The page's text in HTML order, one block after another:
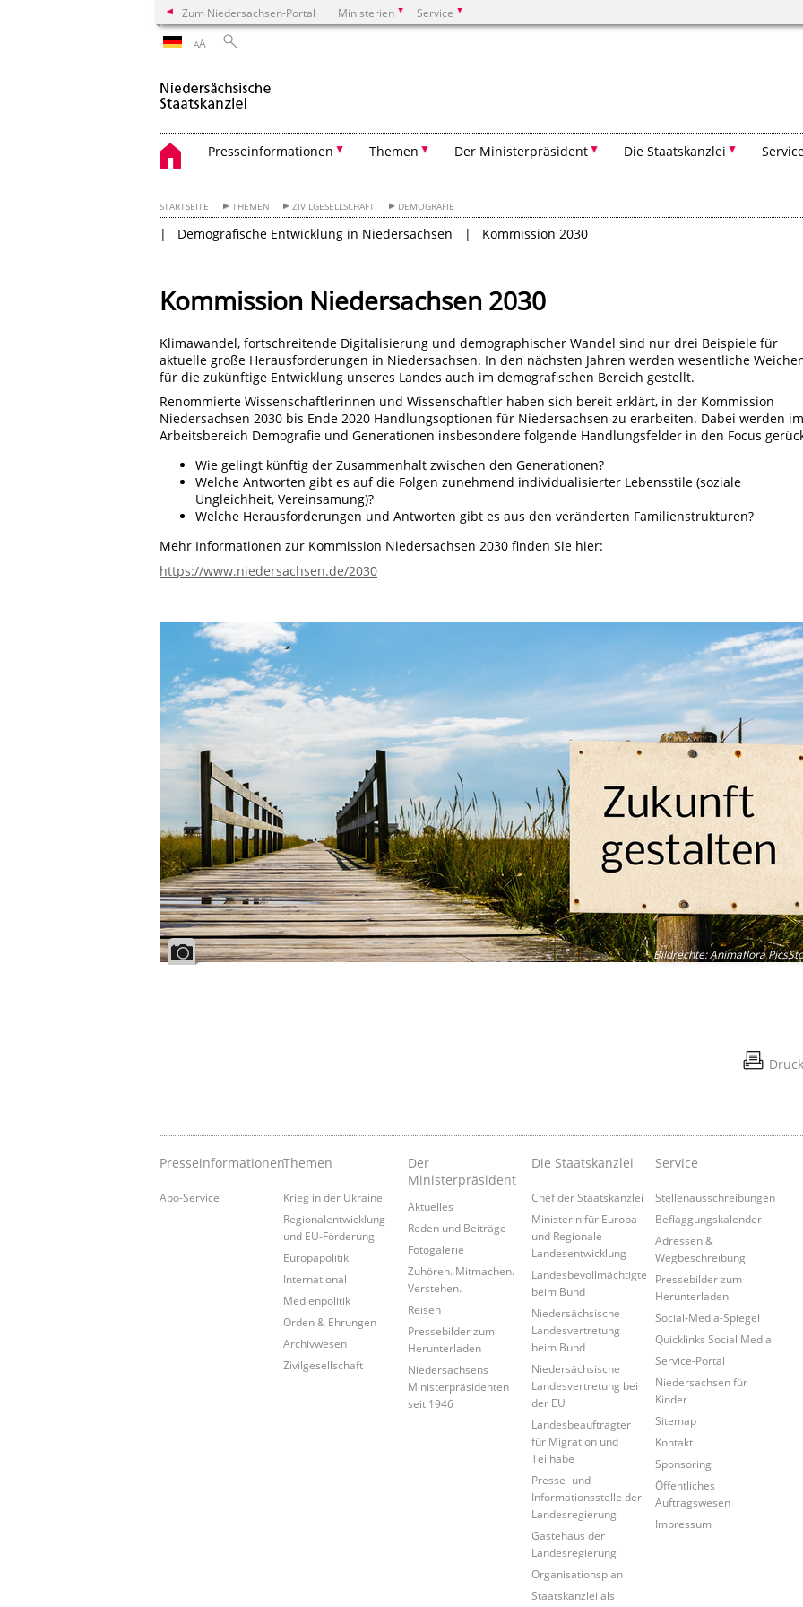
Zum Niedersachsen-Portal Ministerien Service
AA
Presseinformationen Themen Der Ministerpräsident Die Staatskanzlei
STARTSEITE THEMEN ZIVILGESELLSCHAFT DEMOGRAFIE
Demografische Entwicklung in Niedersachsen Kommission 2030
Kommission Niedersachsen 2030
Klimawandel, fortschreitende Digitalisierung und demographischer Wandel sind nur drei Beispiele für
aktuelle große Herausforderungen in Niedersachsen. In den nächsten Jahren werden wesentliche
für die zukünftige Entwicklung unseres Landes auch im demografischen Bereich gestellt.
Renommierte Wissenschaftlerinnen und Wissenschaftler haben sich bereit erklärt, in der Kommission
Niedersachsen 2030 bis Ende 2020 Handlungsoptionen für Niedersachsen zu erarbeiten. Dabei werden im
Arbeitsbereich Demografie und Generationen insbesondere folgende Handlungsfelder in den Focus
Wie gelingt künftig der Zusammenhalt zwischen den Generationen?
Welche Antworten gibt es auf die Folgen zunehmend individualisierter Lebensstile (soziale
Ungleichheit, Vereinsamung)?
Welche Herausforderungen und Antworten gibt es aus den veränderten Familienstrukturen?
Mehr Informationen zur Kommission Niedersachsen 2030 finden Sie hier:
https://www.niedersachsen.de/2030
Bildrechte:Animaflora
Presseinformationen
Abo-Service
Themen
Krieg in der Ukraine
Regionalentwicklung
und EU-Förderung
Europapolitik
International
Medienpolitik
Orden & Ehrungen
Archivwesen
Zivilgesellschaft
Der
Ministerpräsident
Aktuelles
Reden und Beiträge
Fotogalerie
Zuhören. Mitmachen.
Verstehen.
Reisen
Pressebilder zum
Herunterladen
Niedersachsens
Ministerpräsidenten
seit 1946
Die Staatskanzlei
Chef der Staatskanzlei
Ministerin für Europa
und Regionale
Landesentwicklung
Landesbevollmächtigte
beim Bund
Niedersächsische
Landesvertretung
beim Bund
Niedersächsische
Landesvertretung bei
der EU
Landesbeauftragter
für Migration und
Teilhabe
Presse- und
Informationsstelle der
Landesregierung
Gästehaus der
Landesregierung
Organisationsplan
Staatskanzlei als
Service
Stellenausschreibungen
Beflaggungskalender
Adressen &
Wegbeschreibung
Pressebilder zum
Herunterladen
Social-Media-Spiegel
Quicklinks Social Media
Service-Portal
Niedersachsen für
Kinder
Sitemap
Kontakt
Sponsoring
Öffentliches
Auftragswesen
Impressum